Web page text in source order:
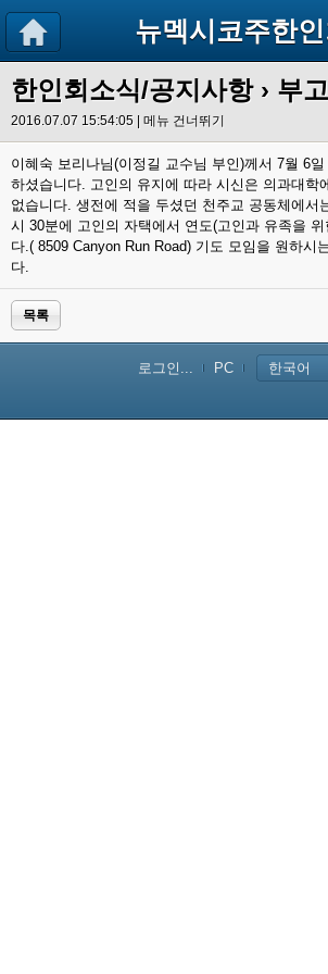
뉴멕시코주한인
한인회소식/공지사항› 부
2016.07.07 15:54:05 | 메뉴 건너뛰기
이혜숙 보리나님(이정길 교수님 부인)께서 7월 6
하셨습니다. 고인의 유지에 따라 시신은 의과대학
없습니다. 생전에 적을 두셨던 천주교 공동체에서
시 30분에 고인의 자택에서 연도(고인과 유족을
다.( 8509 Canyon Run Road) 기도 모임을 원하시
다.
목록
로그인... PC 한국어